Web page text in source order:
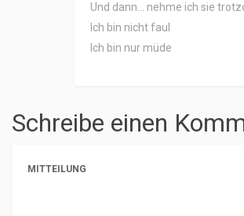
Und dann… nehme ich sie
Ich bin nicht faul
Ich bin nur müde
Schreibe einen
MITTEILUNG